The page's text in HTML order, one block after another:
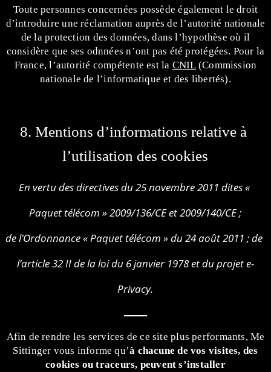
Toute personnes concernées possède également le droit
d’introduire une réclamation auprès de l’autorité nationale
de la protection des données, dans l’hypothèse où il
considère que ses odnnées n’ont pas été protégées. Pour la
France, l’autorité compétente est la CNIL(Commission
nationale de l’informatique et des libertés).
8. Mentions d’informations relative à
l’utilisation des cookies
En vertu des directives du 25 novembre 2011 dites «
Paquet télécom » 2009/136/CE et 2009/140/CE ;
de l’Ordonnance « Paquet télécom » du 24 août 2011 ; de
l’article 32 II de la loi du 6 janvier 1978 et du projet e-
Privacy.
Afin de rendre les services de ce site plus performants, Me
Sittinger vous informe qu’à chacune de vos visites, des
cookies ou traceurs, peuvent s’installer